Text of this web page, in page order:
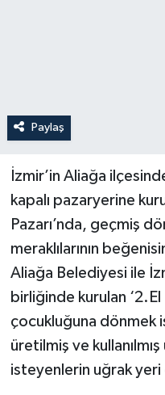
Paylaş
İzmir’in Aliağa
kapalı pazaryerine
Pazarı’nda, geçmiş
meraklılarının
Aliağa Belediyesi ile
birliğinde kurulan ‘2.El
çocukluğuna dönmek
üretilmiş ve
isteyenlerin uğrak